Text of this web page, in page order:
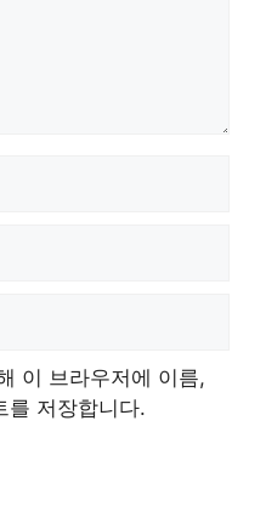
이 브라우저에 이름,
를 저장합니다.